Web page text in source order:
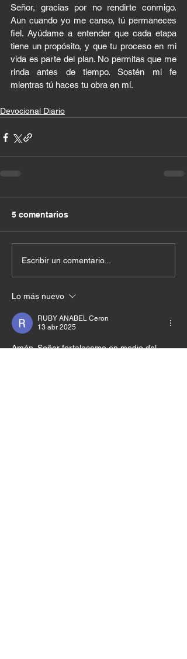
Señor, gracias por no rendirte conmigo.
Aun cuando yo me canso, tú permaneces
fiel. Ayúdame a entender que cada etapa
tiene un propósito, y que tu proceso en mi
vida es parte del plan. No permitas que me
rinda antes de tiempo. Sostén mi fe
mientras tú haces tu obra en mí.
Devocional Diario
5 comentarios
Escribir un comentario...
Lo más nuevo
RUBY ANABEL Ceron
13 abr 2025
Amén. Señor fortaleceme en medio del